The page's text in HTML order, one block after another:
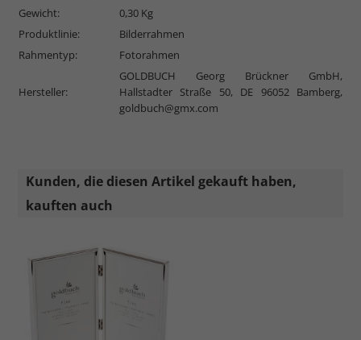
Gewicht:
0,30 Kg
Produktlinie:
Bilderrahmen
Rahmentyp:
Fotorahmen
Hersteller:
GOLDBUCH Georg Brückner GmbH,
Hallstadter Straße 50, DE 96052 Bamberg,
goldbuch@gmx.com
Kunden, die diesen Artikel gekauft haben,
kauften auch